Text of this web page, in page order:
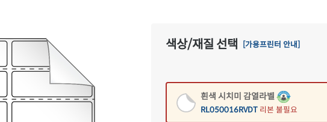
색상/재질 선택 [가용프린터 안내]
흰색 시치미 감열라벨
RL050016RVDT 리본 불필요